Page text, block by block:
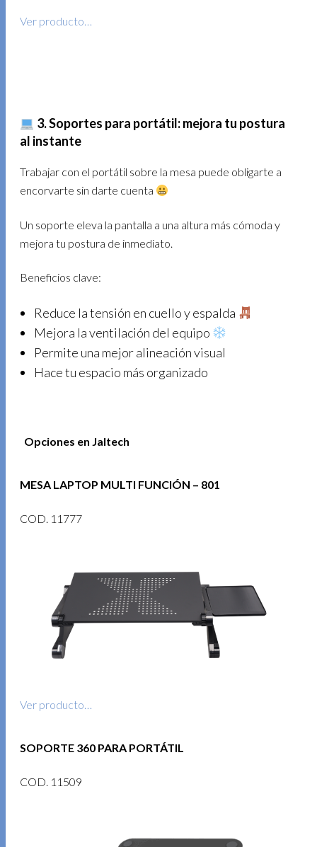
Ver producto…
3. Soportes para portátil: mejora tu postura
al instante
Trabajar con el portátil sobre la mesa puede obligarte a
encorvarte sin darte cuenta
Un soporte eleva la pantalla a una altura más cómoda y
mejora tu postura de inmediato.
Beneficios clave:
Reduce la tensión en cuello y espalda
Mejora la ventilación del equipo
Permite una mejor alineación visual
Hace tu espacio más organizado
Opciones en Jaltech
MESA LAPTOP MULTI FUNCIÓN – 801
COD. 11777
Ver producto…
SOPORTE 360 PARA PORTÁTIL
COD. 11509